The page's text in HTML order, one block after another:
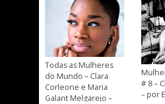
Todas as Mulheres
do Mundo – Clara
Corleone e Maria
Galant Melgarejo –
# 8 –
– por